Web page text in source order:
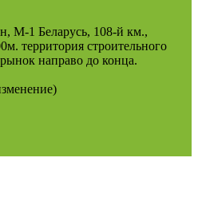
М-1 Беларусь, 108-й км.,
территория строительного
направо до конца.